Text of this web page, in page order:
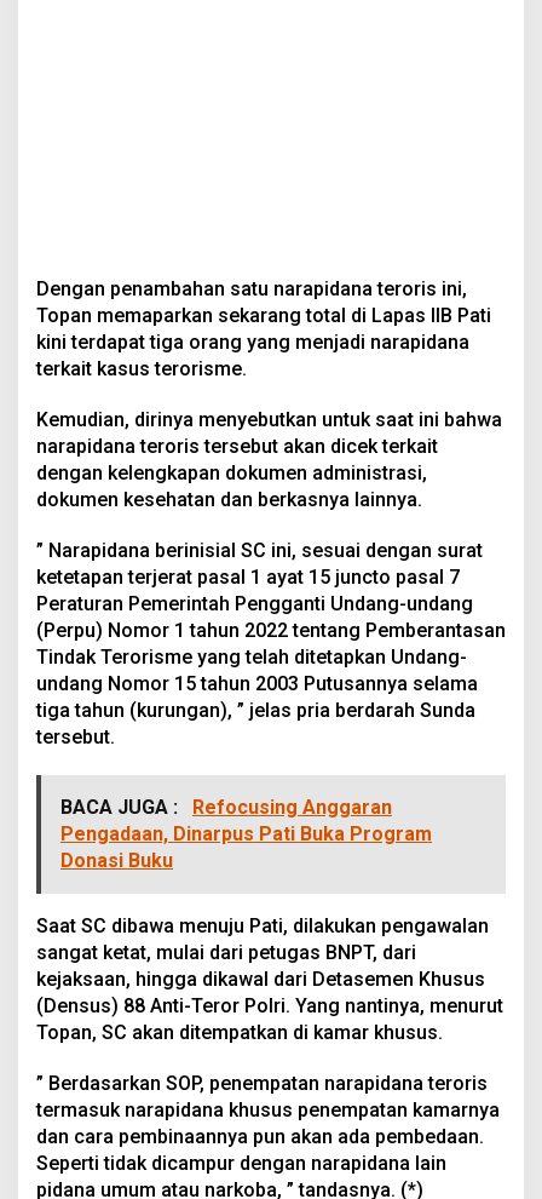
Dengan penambahan satu narapidana teroris ini,
Topan memaparkan sekarang total di Lapas IIB Pati
kini terdapat tiga orang yang menjadi narapidana
terkait kasus terorisme.
Kemudian, dirinya menyebutkan untuk saat ini bahwa
narapidana teroris tersebut akan dicek terkait
dengan kelengkapan dokumen administrasi,
dokumen kesehatan dan berkasnya lainnya.
” Narapidana berinisial SC ini, sesuai dengan surat
ketetapan terjerat pasal 1 ayat 15 juncto pasal 7
Peraturan Pemerintah Pengganti Undang-undang
(Perpu) Nomor 1 tahun 2022 tentang Pemberantasan
Tindak Terorisme yang telah ditetapkan Undang-
undang Nomor 15 tahun 2003 Putusannya selama
tiga tahun (kurungan), ” jelas pria berdarah Sunda
tersebut.
BACA JUGA :
Refocusing Anggaran
Pengadaan, Dinarpus Pati Buka Program
Donasi Buku
Saat SC dibawa menuju Pati, dilakukan pengawalan
sangat ketat, mulai dari petugas BNPT, dari
kejaksaan, hingga dikawal dari Detasemen Khusus
(Densus) 88 Anti-Teror Polri. Yang nantinya, menurut
Topan, SC akan ditempatkan di kamar khusus.
” Berdasarkan SOP, penempatan narapidana teroris
termasuk narapidana khusus penempatan kamarnya
dan cara pembinaannya pun akan ada pembedaan.
Seperti tidak dicampur dengan narapidana lain
pidana umum atau narkoba, ” tandasnya. (*)